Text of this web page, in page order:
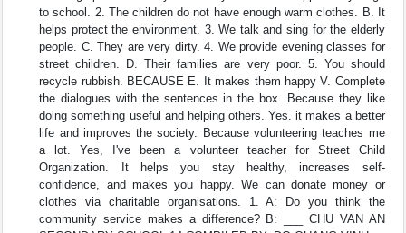
to school. 2. The children do not have enough warm clothes. B. It
helps protect the environment. 3. We talk and sing for the elderly
people. C. They are very dirty. 4. We provide evening classes for
street children. D. Their families are very poor. 5. You should
recycle rubbish. BECAUSE E. It makes them happy V. Complete
the dialogues with the sentences in the box. Because they like
doing something useful and helping others. Yes. it makes a better
life and improves the society. Because volunteering teaches me
a lot. Yes, I've been a volunteer teacher for Street Child
Organization. It helps you stay healthy, increases self-
confidence, and makes you happy. We can donate money or
clothes via charitable organisations. 1. A: Do you think the
community service makes a difference? B: ___ CHU VAN AN